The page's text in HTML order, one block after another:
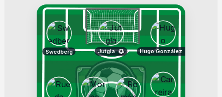
Swedberg Jutgla Hugo González